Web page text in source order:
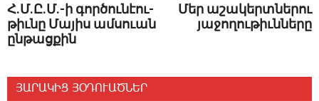
Հ.Մ.Ը.Մ.-ի գոր­ծու­նէու­
թիւ­նը ­Մա­յիս ամ­սո­ւան
ըն­թաց­քին
­Մեր ա­շա­կերտ­նե­րու
յաջողութիւնները
ՅԱՐԱԿԻՑ ՅՕԴՈՒԱԾՆԵՐ